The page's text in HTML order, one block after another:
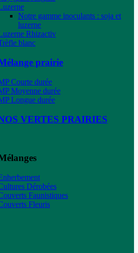
Notre gamme inoculants : soja et
luzerne
Rhizactiv
blanc
prairie
Courte durée
Moyenne durée
Longue durée
VERTES PRAIRIES
Dérobées
Faunistiques
Fleuris